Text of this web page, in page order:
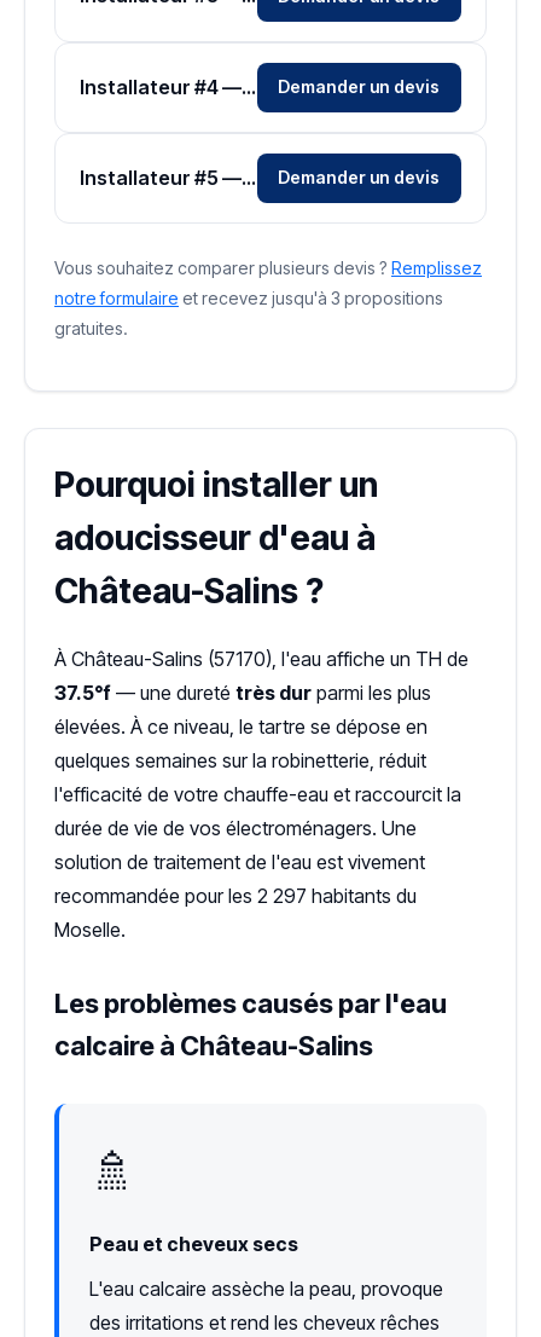
Installateur #4 — Zone Moselle Demander un devis
Installateur #5 — Zone Moselle Demander un devis
Vous souhaitez comparer plusieurs devis ? Remplissez
notre formulaire et recevez jusqu'à 3 propositions
gratuites.
Pourquoi installer un
adoucisseur d'eau à
Château-Salins ?
À Château-Salins (57170), l'eau affiche un TH de
37.5°f — une dureté très dur parmi les plus
élevées. À ce niveau, le tartre se dépose en
quelques semaines sur la robinetterie, réduit
l'efficacité de votre chauffe-eau et raccourcit la
durée de vie de vos électroménagers. Une
solution de traitement de l'eau est vivement
recommandée pour les 2 297 habitants du
Moselle.
Les problèmes causés par l'eau
calcaire à Château-Salins
🚿
Peau et cheveux secs
L'eau calcaire assèche la peau, provoque
des irritations et rend les cheveux rêches